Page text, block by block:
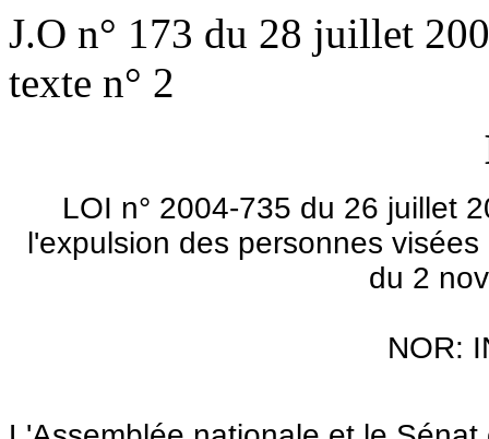
J.O n° 173 du 28 juillet
texte n° 2
LOI n° 2004-735 du 26 juillet
l'expulsion des personnes
du 2
NOR: